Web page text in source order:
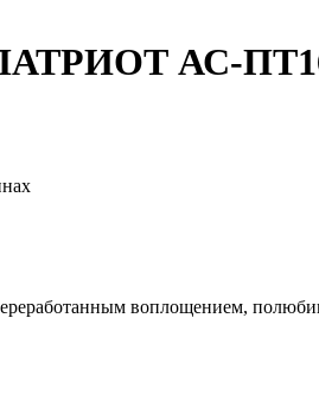
ПАТРИОТ АС-
воплощением,